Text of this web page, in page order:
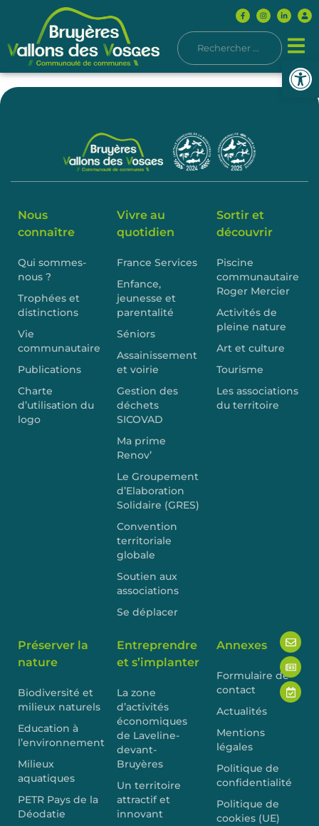
Ouvrir
Nous
connaître
Qui sommes-
nous ?
Trophées et
distinctions
Vie
communautaire
Publications
Charte
d’utilisation du
logo
Vivre au
quotidien
France Services
Enfance,
jeunesse et
parentalité
Séniors
Assainissement
et voirie
Gestion des
déchets
SICOVAD
Ma prime
Renov’
Le Groupement
d’Elaboration
Solidaire (GRES)
Convention
territoriale
globale
Soutien aux
associations
Se déplacer
Sortir et
découvrir
Piscine
communautaire
Roger Mercier
Activités de
pleine nature
Art et culture
Tourisme
Les associations
du territoire
Préserver la
nature
Biodiversité et
milieux naturels
Education à
l’environnement
Milieux
aquatiques
PETR Pays de la
Déodatie
Entreprendre
et s’implanter
La zone
d’activités
économiques
de Laveline-
devant-
Bruyères
Un territoire
attractif et
innovant
Annexes
Formulaire de
contact
Actualités
Mentions
légales
Politique de
confidentialité
Politique de
cookies (UE)